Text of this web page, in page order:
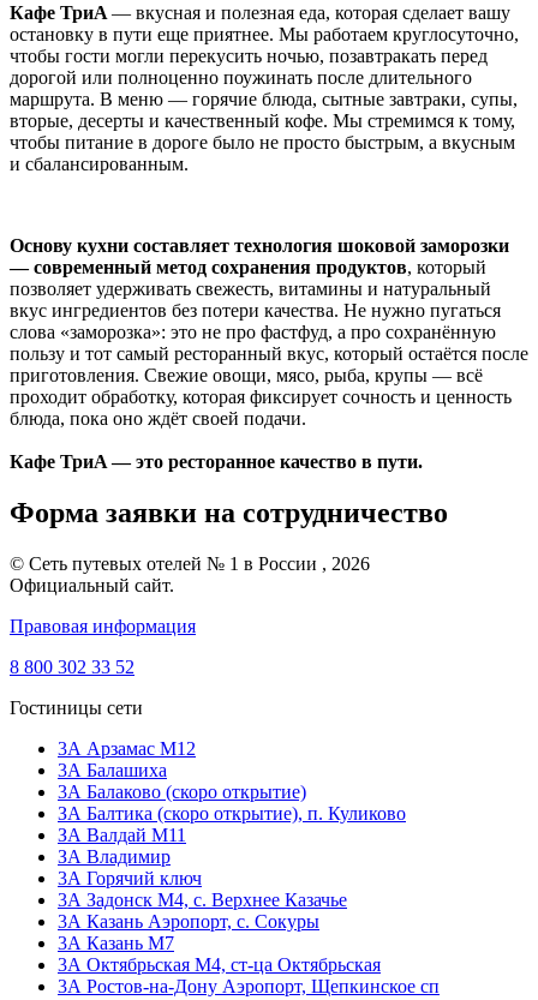
Кафе ТриA — вкусная и полезная еда, которая сделает вашу
остановку в пути еще приятнее. Мы работаем круглосуточно,
чтобы гости могли перекусить ночью, позавтракать перед
дорогой или полноценно поужинать после длительного
маршрута. В меню — горячие блюда, сытные завтраки, супы,
вторые, десерты и качественный кофе. Мы стремимся к тому,
чтобы питание в дороге было не просто быстрым, а вкусным
и сбалансированным.
Основу кухни составляет технология шоковой заморозки
— современный метод сохранения продуктов, который
позволяет удерживать свежесть, витамины и натуральный
вкус ингредиентов без потери качества. Не нужно пугаться
слова «заморозка»: это не про фастфуд, а про сохранённую
пользу и тот самый ресторанный вкус, который остаётся после
приготовления. Свежие овощи, мясо, рыба, крупы — всё
проходит обработку, которая фиксирует сочность и ценность
блюда, пока оно ждёт своей подачи.
Кафе ТриA — это ресторанное качество в пути.
Форма заявки на сотрудничество
© Сеть путевых отелей № 1 в России , 2026
Официальный сайт.
Правовая информация
8 800 302 33 52
Гостиницы сети
3А Арзамас М12
3А Балашиха
3А Балаково (скоро открытие)
ЗА Балтика (скоро открытие), п. Куликово
ЗА Валдай M11
ЗА Владимир
3А Горячий ключ
3А Задонск М4, с. Верхнее Казачье
3А Казань Аэропорт, с. Сокуры
3А Казань М7
3А Октябрьская М4, ст-ца Октябрьская
3А Ростов-на-Дону Аэропорт, Щепкинское сп